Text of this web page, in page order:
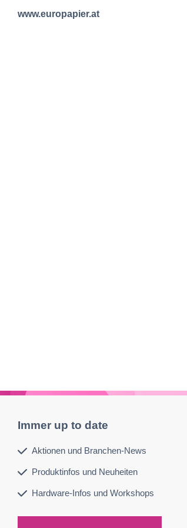
www.europapier.at
Immer up to date
Aktionen und Branchen-News
Produktinfos und Neuheiten
Hardware-Infos und Workshops